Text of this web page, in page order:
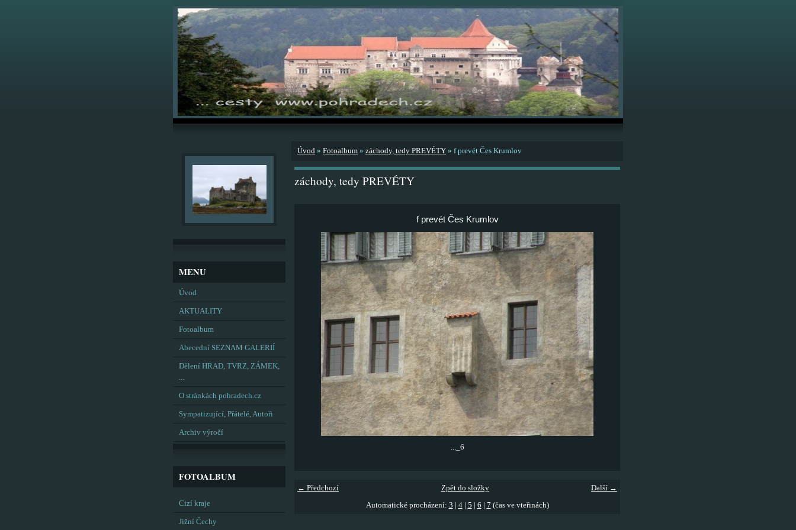
MENU
Úvod
AKTUALITY
Fotoalbum
Abecední SEZNAM GALERIÍ
Dělení HRAD, TVRZ, ZÁMEK,
...
O stránkách pohradech.cz
Sympatizující, Přátelé, Autoři
Archiv výročí
FOTOALBUM
Cizí kraje
Jižní Čechy
Úvod » Fotoalbum » záchody, tedy PREVÉTY » f prevét Čes Krumlov
záchody, tedy PREVÉTY
f prevét Čes Krumlov
..._6
← Předchozí Další →
Zpět do složky
Automatické procházení: 3 4| 5 6 7 (čas ve vteřinách)